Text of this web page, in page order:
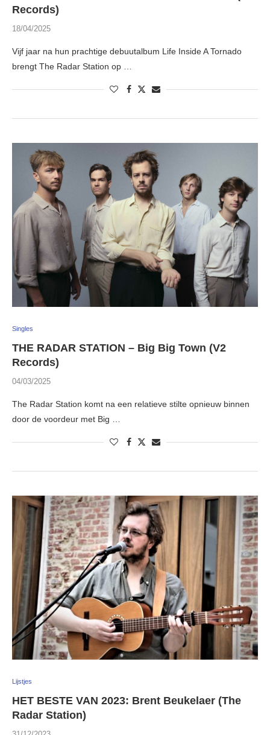
Records)
18/04/2025
Vijf jaar na hun prachtige debuutalbum Life Inside A Tornado
brengt The Radar Station op …
Singles
THE RADAR STATION – Big Big Town (V2
Records)
04/03/2025
The Radar Station komt na een relatieve stilte opnieuw binnen
door de voordeur met Big …
Lijstjes
HET BESTE VAN 2023: Brent Beukelaer (The
Radar Station)